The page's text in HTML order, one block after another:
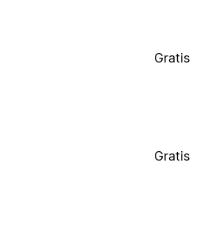
Gratis
Gratis